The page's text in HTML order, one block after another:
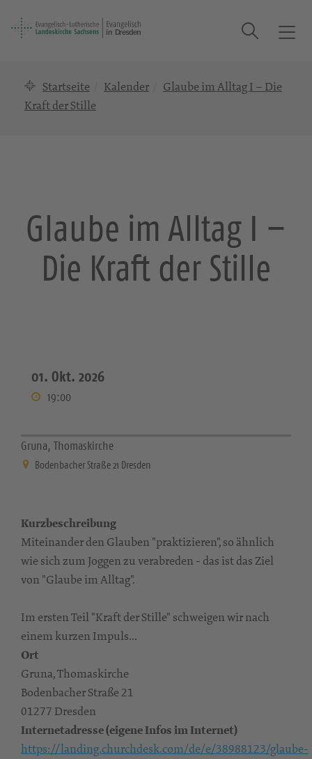
T
Suche
Startseite Kalender
Glaube im Alltag I – Die
Kraft der Stille
Glaube im Alltag I –
Die Kraft der Stille
01. Okt. 2026
19:00
Gruna, Thomaskirche
Bodenbacher Straße 21 Dresden
Kurzbeschreibung
Miteinander den Glauben "praktizieren", so ähnlich
wie sich zum Joggen zu verabreden - das ist das Ziel
von "Glaube im Alltag".
Im ersten Teil "Kraft der Stille" schweigen wir nach
einem kurzen Impuls...
Ort
Gruna, Thomaskirche
Bodenbacher Straße 21
01277 Dresden
Internetadresse (eigene Infos im Internet)
https://landing.churchdesk.com/de/e/38988123/glaube-